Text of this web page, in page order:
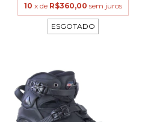
10 x de R$360,00 sem juros
ESGOTADO